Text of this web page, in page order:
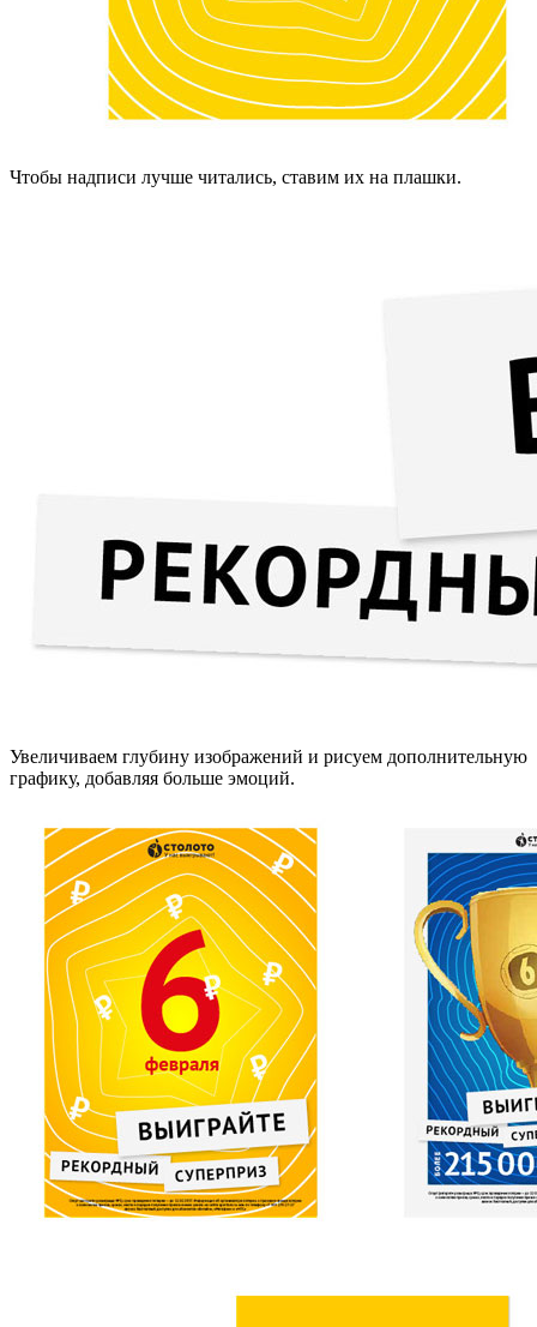
Чтобы надписи лучше читались, ставим их на плашки.
Увеличиваем глубину изображений и рисуем дополнительную
графику, добавляя больше эмоций.